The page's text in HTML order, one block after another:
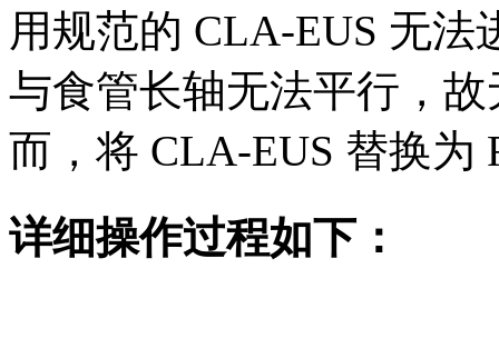
用规范的 CLA-EUS 无
与食管长轴无法平行，
而，将 CLA-EUS 替换为
详细操作过程如下：